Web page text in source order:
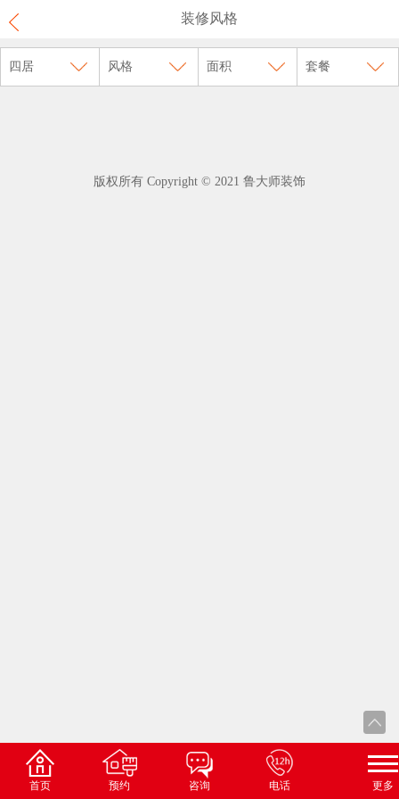
装修风格
四居 风格 面积 套餐
版权所有 Copyright © 2021 鲁大师装饰
首页 预约 咨询 电话 更多